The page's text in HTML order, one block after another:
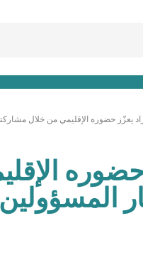
يعزّز حضوره الإقليمي من خلال